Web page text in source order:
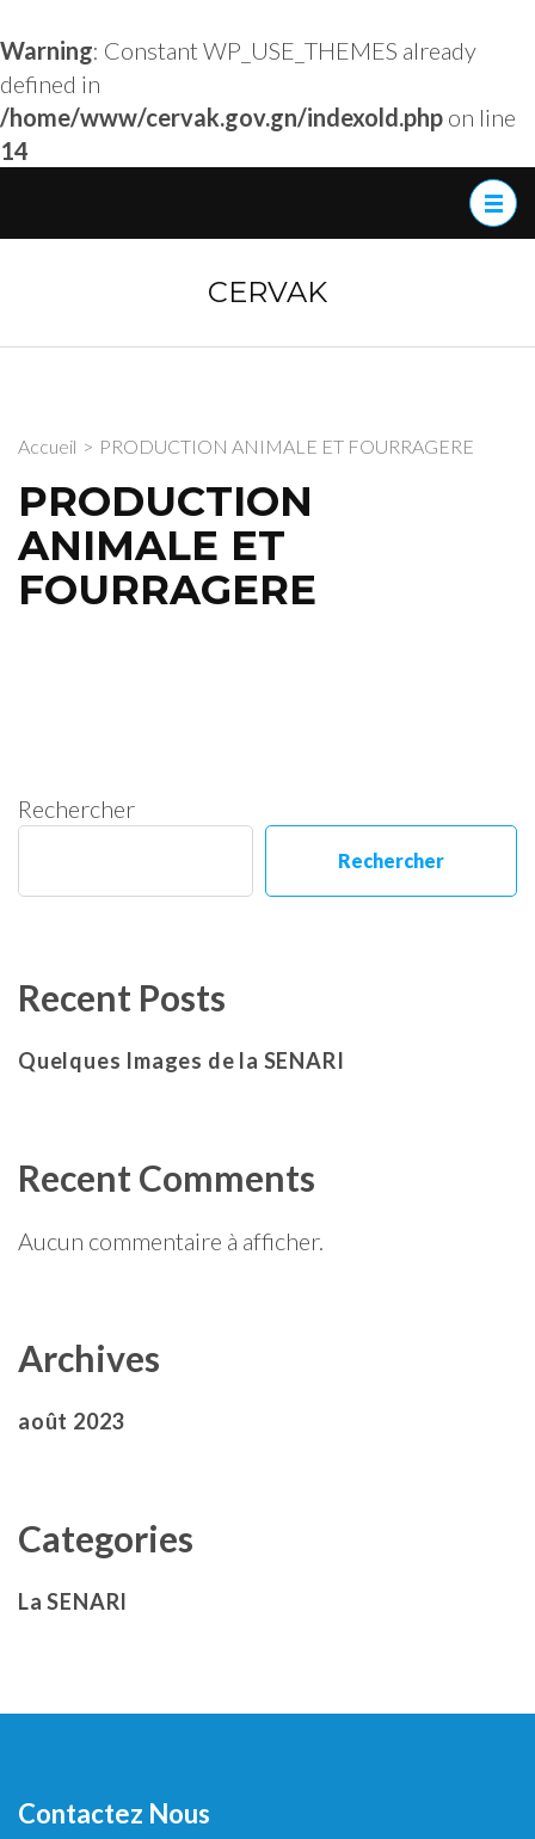
Warning: Constant WP_USE_THEMES already
defined in
/home/www/cervak.gov.gn/indexold.php on line
14
CERVAK
Accueil > PRODUCTION ANIMALE ET FOURRAGERE
PRODUCTION
ANIMALE ET
FOURRAGERE
Rechercher
Rechercher
Recent Posts
Quelques Images de la SENARI
Recent Comments
Aucun commentaire à afficher.
Archives
août 2023
Categories
La SENARI
Contactez Nous